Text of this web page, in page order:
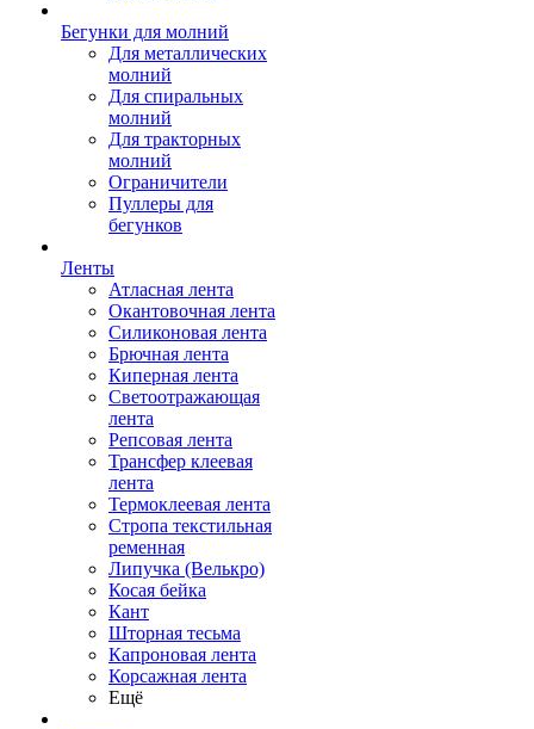
Бегунки для молний
Для металлических
молний
Для спиральных
молний
Для тракторных
молний
Ограничители
Пуллеры для
бегунков
Ленты
Атласная лента
Окантовочная лента
Силиконовая лента
Брючная лента
Киперная лента
Светоотражающая
лента
Репсовая лента
Трансфер клеевая
лента
Термоклеевая лента
Стропа текстильная
ременная
Липучка (Велькро)
Косая бейка
Кант
Шторная тесьма
Капроновая лента
Корсажная лента
Ещё